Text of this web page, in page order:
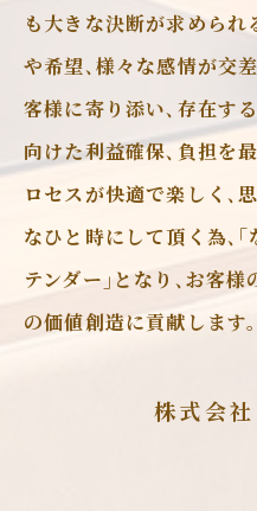
も大きな決断が求めら
や希望､様々な感情が交
客様に寄り添い､存在す
向けた利益確保､負担を
ロセスが快適で楽しく､
なひと時にして頂く為､
テンダー｣となり､お客
の価値創造に貢献します。
株式会